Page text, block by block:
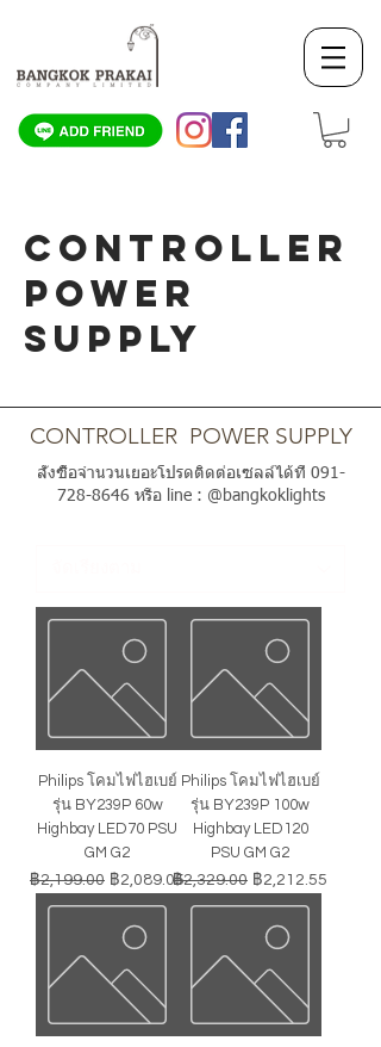
CONTROLLER
POWER
SUPPLY
CONTROLLER POWER SUPPLY
สั่งซื้อจำนวนเยอะโปรดติดต่อเซลล์ได้ที่ 091-
728-8646หรือ line : @bangkoklights
Philips โคมไฟไฮเบย์
รุ่น BY239P 60w
Highbay LED70 PSU
GM G2
ราคาปกติ
฿2,199.00 ราคาขายลด
฿2,089.05
Philips โคมไฟไฮเบย์
รุ่น BY239P 100w
Highbay LED120
PSU GM G2
ราคาปกติ
฿2,329.00 ราคาขายลด
฿2,212.55